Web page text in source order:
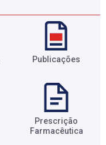
Publicações
Prescrição
Farmacêutica​